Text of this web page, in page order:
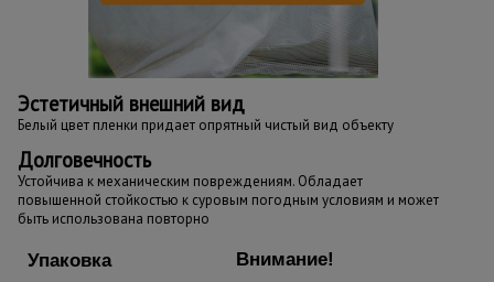
Эстетичный внешний вид
Белый цвет пленки придает опрятный чистый вид объекту
Долговечность
Устойчива к механическим повреждениям. Обладает
повышенной стойкостью к суровым погодным условиям и может
быть использована повторно
Упаковка Внимание!